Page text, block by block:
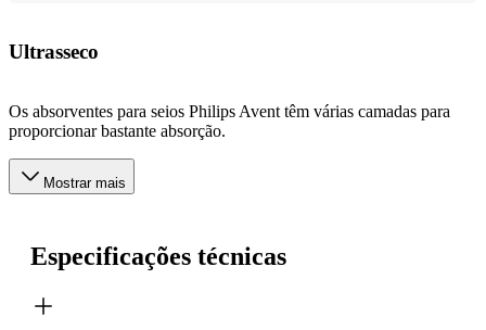
Ultrasseco
Os absorventes para seios Philips Avent têm várias camadas para
proporcionar bastante absorção.
Mostrar mais
Especificações técnicas